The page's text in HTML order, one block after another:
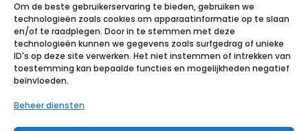
Om de beste gebruikerservaring te bieden, gebruiken we
technologieën zoals cookies om apparaatinformatie op te slaan
en/of te raadplegen. Door in te stemmen met deze
technologieën kunnen we gegevens zoals surfgedrag of unieke
ID's op deze site verwerken. Het niet instemmen of intrekken van
toestemming kan bepaalde functies en mogelijkheden negatief
beïnvloeden.
Beheer diensten
STERILUX ES3-
7,5×7,5cm 8pl
20×1 p/s
STERILUX ES
5x5cm 12l.nst.